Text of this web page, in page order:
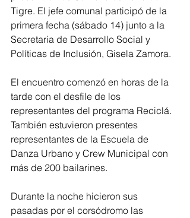
Tigre. El jefe comunal participó de la
primera fecha (sábado 14) junto a la
Secretaria de Desarrollo Social y
Políticas de Inclusión, Gisela Zamora.
El encuentro comenzó en horas de la
tarde con el desfile de los
representantes del programa Reciclá.
También estuvieron presentes
representantes de la Escuela de
Danza Urbano y Crew Municipal con
más de 200 bailarines.
Durante la noche hicieron sus
pasadas por el corsódromo las